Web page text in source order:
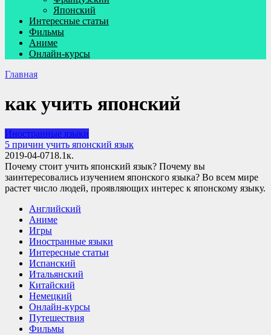
Японский
Интересные статьи
Фильмы
Аниме
Онлайн-курсы
Главная
как учить японский
Иностранные языки
5 причин учить японский язык
2019-04-0718.1к.
Почему стоит учить японский язык? Почему вы
заинтересовались изучением японского языка? Во всем мире
растет число людей, проявляющих интерес к японскому языку.
Английский
Аниме
Игры
Иностранные языки
Интересные статьи
Испанский
Итальянский
Китайский
Немецкий
Онлайн-курсы
Путешествия
Фильмы